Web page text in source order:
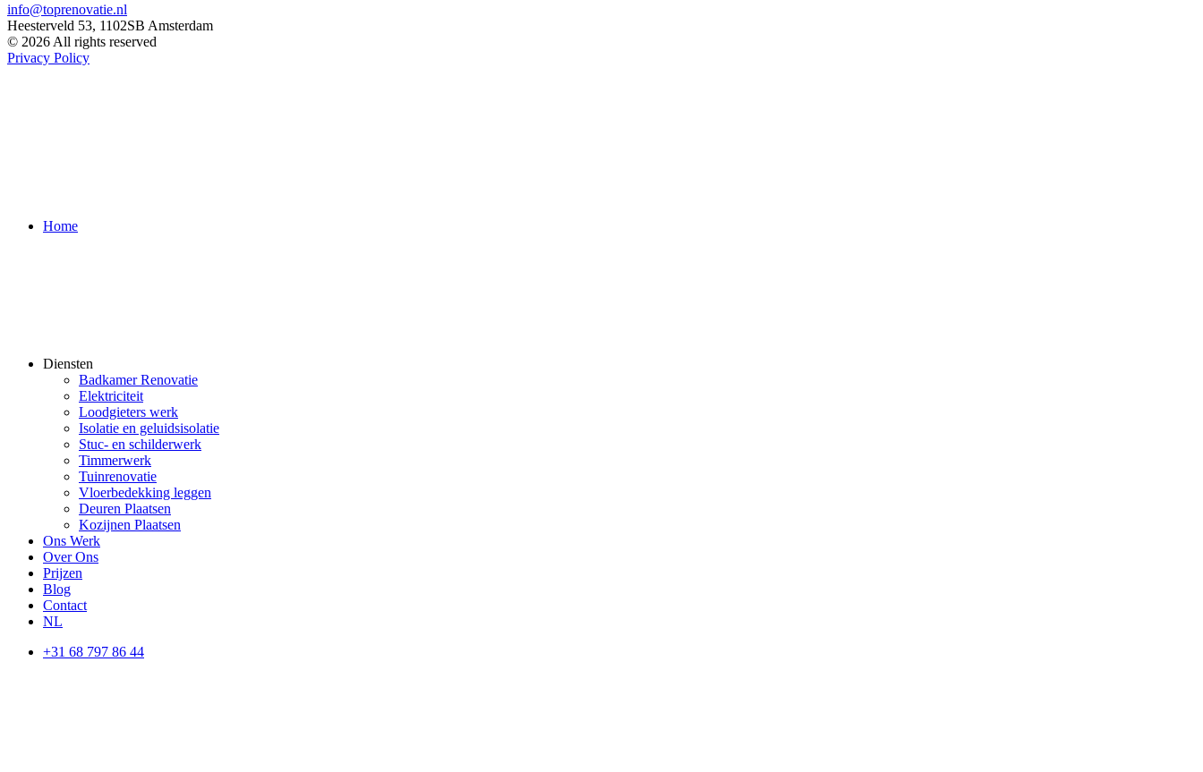
info@toprenovatie.nl
Heesterveld 53, 1102SB Amsterdam
© 2026 All rights reserved
Privacy Policy
Home
Diensten
Badkamer Renovatie
Elektriciteit
Loodgieters werk
Isolatie en geluidsisolatie
Stuc- en schilderwerk
Timmerwerk
Tuinrenovatie
Vloerbedekking leggen
Deuren Plaatsen
Kozijnen Plaatsen
Ons Werk
Over Ons
Prijzen
Blog
Contact
NL
+31 68 797 86 44